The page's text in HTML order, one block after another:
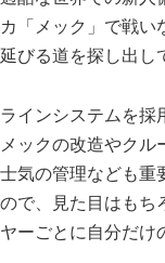
「メック」で戦い
びる道を探し出し
インシステムを採
ックの改造やクル
気の管理なども重
で、見た目はもち
ーごとに自分だけ